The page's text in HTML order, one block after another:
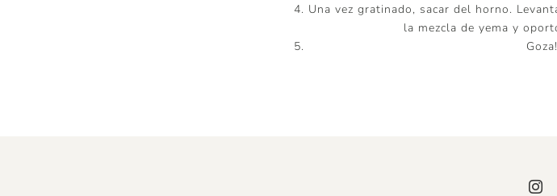
Una vez gratinado, sacar del horno.
la mezcla de yema y
Goza!